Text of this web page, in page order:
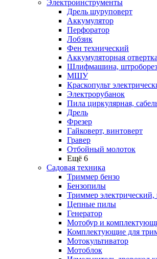
Электроинструменты
Дрель шуруповерт
Аккумулятор
Перфоратор
Лобзик
Фен технический
Аккумуляторная отвертка
Шлифмашина, штроборез
МШУ
Краскопульт
Электрорубанок
Пила циркулярная,
Дрель
Фрезер
Гайковерт, винтоверт
Гравер
Отбойный молоток
Ещё 6
Садовая техника
Триммер бензо
Бензопилы
Триммер электрический,
Цепные пилы
Генератор
Мотобур и
Комплектующие для
Мотокультиватор
Мотоблок